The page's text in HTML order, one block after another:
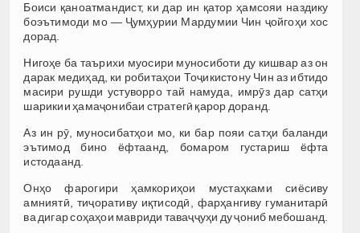
Боиси қаноатмандист, ки дар ин қатор ҳамсояи наздику
боэътимоди мо — Ҷумҳурии Мардумии Чин ҷойгоҳи хос
дорад.
Нигоҳе ба таърихи муосири муносиботи ду кишвар аз он
дарак медиҳад, ки робитаҳои Тоҷикистону Чин аз ибтидо
масири рушди устуворро тай намуда, имрӯз дар сатҳи
шарикии ҳамаҷонибаи стратегӣ қарор доранд.
Аз ин рӯ, муносибатҳои мо, ки бар пояи сатҳи баланди
эътимод бино ёфтаанд, бомаром густариш ёфта
истодаанд.
Онҳо фарогири ҳамкориҳои мустаҳками сиёсиву
амниятӣ, тиҷоративу иқтисодӣ, фарҳангиву гуманитарӣ
ва дигар соҳаҳои мавриди таваҷҷуҳи ду ҷониб мебошанд.